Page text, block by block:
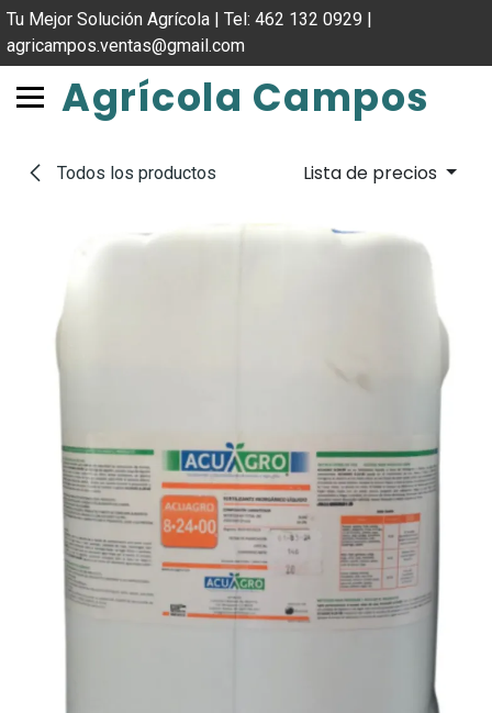
Tu Mejor Solución Agrícola | Tel: 462 132 0929 |
agricampos.ventas@gmail.com
Agrícola Campos
Todos los productos Lista de precios